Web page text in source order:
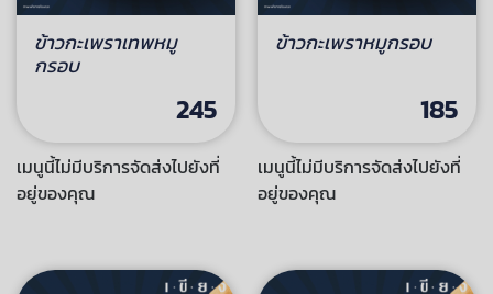
ข้าวกะเพราเทพหมู
กรอบ
245
เมนูนี้ไม่มีบริการจัดส่งไปยังที่
อยู่ของคุณ
ข้าวกะเพราหมูกรอบ
185
เมนูนี้ไม่มีบริการจัดส่งไปยังที่
อยู่ของคุณ